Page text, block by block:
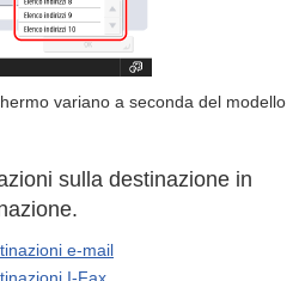
variano a seconda del modello
sulla destinazione in
e-mail